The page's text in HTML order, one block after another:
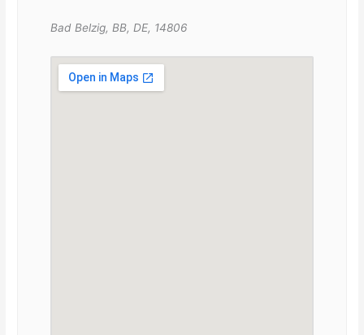
Bad Belzig, BB, DE, 14806